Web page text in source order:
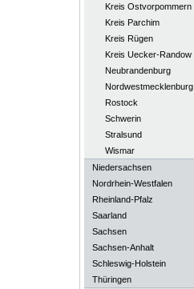
Kreis Ostvorpommern
Kreis Parchim
Kreis Rügen
Kreis Uecker-Randow
Neubrandenburg
Nordwestmecklenburg
Rostock
Schwerin
Stralsund
Wismar
Niedersachsen
Nordrhein-Westfalen
Rheinland-Pfalz
Saarland
Sachsen
Sachsen-Anhalt
Schleswig-Holstein
Thüringen